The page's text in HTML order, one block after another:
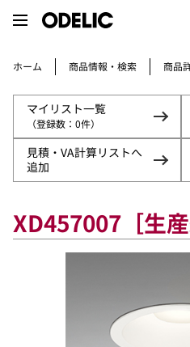
ホーム 商品情報・検索 商品
マイリスト一覧
（登録数： 0件）
見積・VA計算リストへ
追加
XD457007［生産